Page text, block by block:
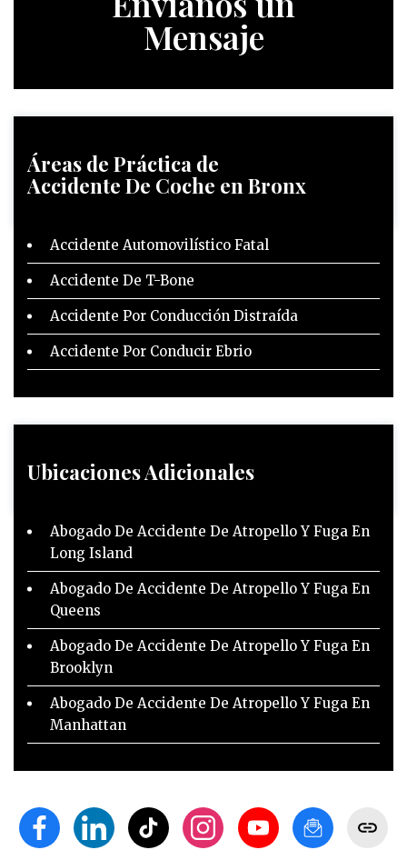
Mensaje
Áreas de Práctica de
Accidente De Coche en Bronx
Accidente Automovilístico Fatal
Accidente De T-Bone
Accidente Por Conducción Distraída
Accidente Por Conducir Ebrio
Ubicaciones Adicionales
Abogado De Accidente De Atropello Y Fuga En
Long Island
Abogado De Accidente De Atropello Y Fuga En
Queens
Abogado De Accidente De Atropello Y Fuga En
Brooklyn
Abogado De Accidente De Atropello Y Fuga En
Manhattan